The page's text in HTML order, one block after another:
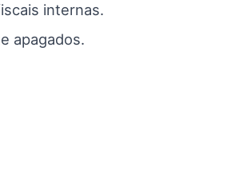
internas.
apagados.